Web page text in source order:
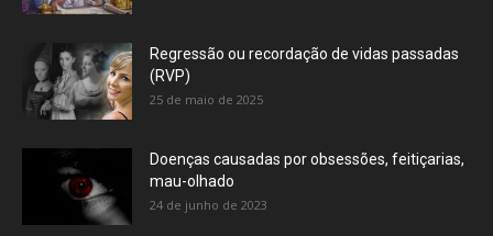
Regressão ou recordação de vidas passadas
(RVP)
25 de maio de 2025
Doenças causadas por obsessões, feitiçarias,
mau-olhado
24 de junho de 2023